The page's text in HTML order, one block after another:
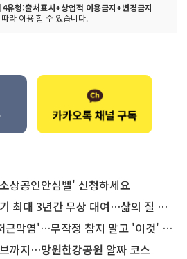
4유형:출처표시+상업적 이용금지+변경금지
라 이용 할 수 있습니다.
상공인안심벨' 신청하세요
대 3년간 무상 대여…삶의 질 높인다
염'…무작정 참지 말고 '이것' 해보세요!
까지…망원한강공원 알짜 코스